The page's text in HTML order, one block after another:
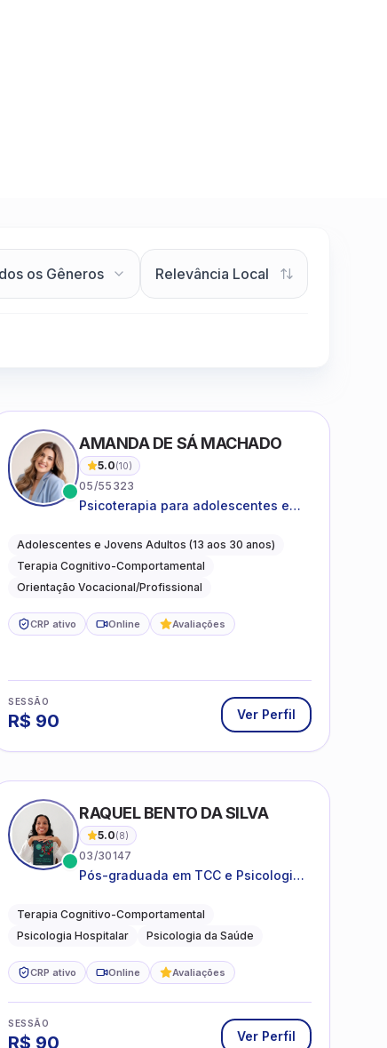
AMANDA DE SÁ MACHADO
5.0(10)
05/55323
Psicoterapia para adolescentes e
ansiedade, autoestima, relações e
orientação profissional
Adolescentes e Jovens Adultos (13 aos 30 anos)
Terapia Cognitivo-Comportamental
Orientação Vocacional/Profissional
CRP ativo Online Avaliações
SESSÃO
R$ 90 Ver Perfil
RAQUEL BENTO DA SILVA
5.0(8)
03/30147
Pós-graduada em TCC e Psicologia
Terapia Cognitivo-Comportamental
Psicologia Hospitalar
Psicologia da Saúde
CRP ativo Online Avaliações
SESSÃO
R$ 90 Ver Perfil